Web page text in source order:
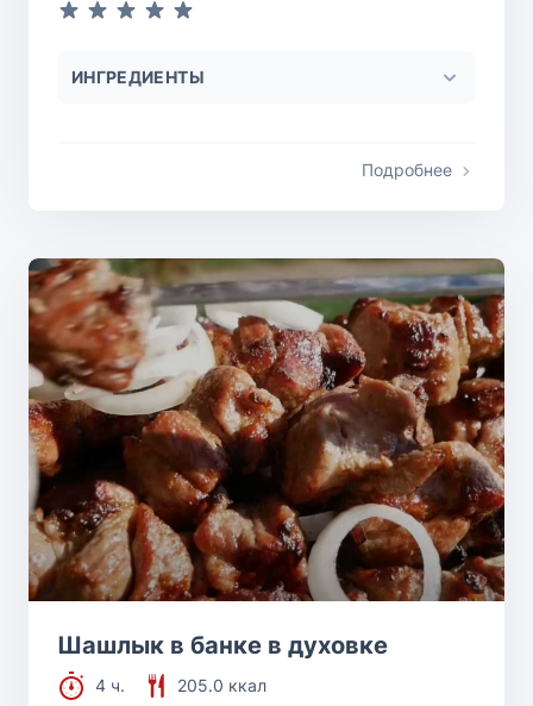
ИНГРЕДИЕНТЫ
Подробнее
Шашлык в банке в духовке
4 ч.
205.0 ккал